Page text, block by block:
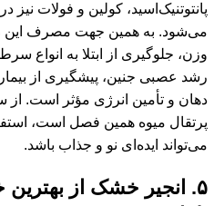
پانتوتنیک‌اسید، کولین و فولات نیز
می‌شود. به همین جهت مصرف این
وزن، جلوگیری از ابتلا به انواع
رشد عصبی جنین، پیشگیری از
دهان و تأمین انرژی مؤثر است. از
پرتقال میوه همین فصل است،
می‌تواند ایده‌ای نو و جذاب باشد.
۵. انجیر خشک از